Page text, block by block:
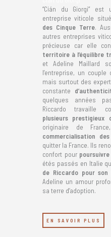
“Cián du Giorgi” est
entreprise viticole
des Cinque Terre.
autres entreprises
précieuse car elle
territoire à l’équilibre
et Adeline Maillard
l’entreprise, un
mais surtout des
constante
quelques années
Riccardo travaille
plusieurs prestigieux
originaire de
commercialisation
quitter la France. Ils
confort pour
étés passés en Italie
de Riccardo pour son
Adeline un amour
sa terre d’adoption.
EN SAVOIR PLUS